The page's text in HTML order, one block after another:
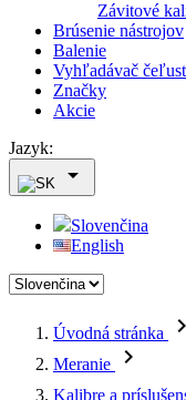
Závitové
Brúsenie nástrojov
Balenie
Vyhľadávač
Značky
Akcie
Jazyk:

Slovenčina
English
Úvodná stránka 
Meranie 
Kalibre a